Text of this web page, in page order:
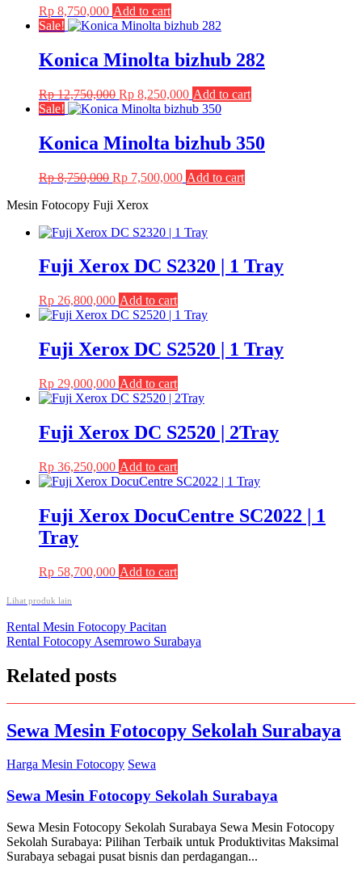
Rp 8,750,000 Add to cart
Sale!
Konica Minolta bizhub 282
Rp12,750,000 Original
price
Rp 12,750,000.
Rp 8,250,000Current
price
Rp 8,250,000.
Add to cart
Sale!
Konica Minolta bizhub 350
Rp8,750,000 Original
was:
Rp 7,500,000Current
Add to cart
Mesin Fotocopy Fuji Xerox
Fuji Xerox DC S2320 | 1 Tray
Rp 26,800,000 Add to cart
Fuji Xerox DC S2520 | 1 Tray
Rp 29,000,000 Add to cart
Fuji Xerox DC S2520 | 2Tray
Rp 36,250,000 Add to cart
Fuji Xerox DocuCentre SC2022 | 1
Tray
Rp 58,700,000 Add to cart
Lihat produk lain
Post
navigation
Rental Mesin Fotocopy Pacitan
Rental Fotocopy Asemrowo Surabaya
Related posts
Sewa Mesin Fotocopy Sekolah Surabaya
Harga Mesin Fotocopy Sewa
Sewa Mesin Fotocopy Sekolah Surabaya
Sewa Mesin Fotocopy Sekolah Surabaya Sewa Mesin Fotocopy
Sekolah Surabaya: Pilihan Terbaik untuk Produktivitas Maksimal
Surabaya sebagai pusat bisnis dan perdagangan...